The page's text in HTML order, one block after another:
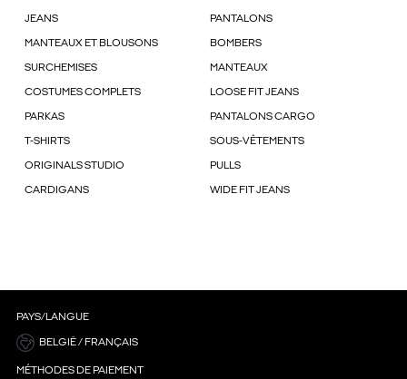
JEANS PANTALONS
MANTEAUX ET BLOUSONS BOMBERS
SURCHEMISES MANTEAUX
COSTUMES COMPLETS LOOSE FIT JEANS
PARKAS PANTALONS CARGO
T-SHIRTS SOUS-VÊTEMENTS
ORIGINALS STUDIO PULLS
CARDIGANS WIDE FIT JEANS
PAYS/LANGUE
BELGIË / FRANÇAIS
MÉTHODES DE PAIEMENT